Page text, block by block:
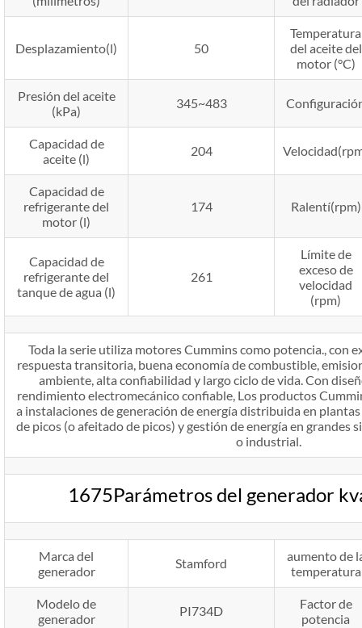
Desplazamiento(l) 50
Temperatura
del aceite del
motor (°C)
Presión del aceite
(kPa)
345~483
Capacidad de
aceite (l)
204
Capacidad de
refrigerante del
motor (l)
174 Ralentí(rpm)
Capacidad de
refrigerante del
tanque de agua (l)
261
Límite de
exceso de
velocidad
(rpm)
Toda la serie utiliza motores Cummins como potencia., con
respuesta transitoria, buena economía de combustible,
ambiente, alta confiabilidad y largo ciclo de vida. Con
rendimiento electromecánico confiable, Los productos
a instalaciones de generación de energía distribuida en
de picos (o afeitado de picos) y gestión de energía en grandes
o industrial.
1675Parámetros del generador
Marca del
generador
Stamford
aumento de
temperatura
Modelo de
generador
PI734D
Factor de
potencia